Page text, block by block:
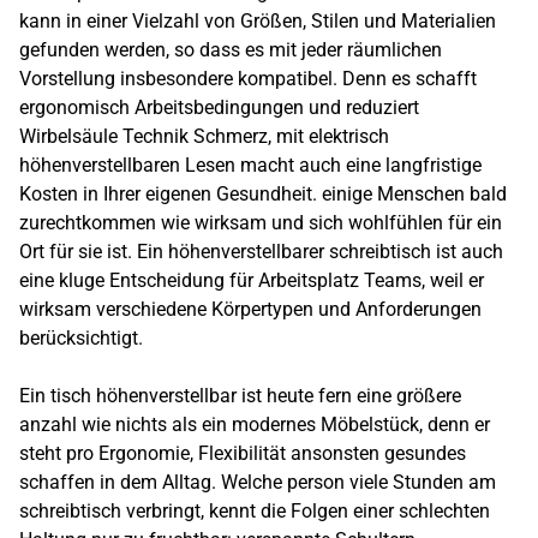
kann in einer Vielzahl von Größen, Stilen und Materialien
gefunden werden, so dass es mit jeder räumlichen
Vorstellung insbesondere kompatibel. Denn es schafft
ergonomisch Arbeitsbedingungen und reduziert
Wirbelsäule Technik Schmerz, mit elektrisch
höhenverstellbaren Lesen macht auch eine langfristige
Kosten in Ihrer eigenen Gesundheit. einige Menschen bald
zurechtkommen wie wirksam und sich wohlfühlen für ein
Ort für sie ist. Ein höhenverstellbarer schreibtisch ist auch
eine kluge Entscheidung für Arbeitsplatz Teams, weil er
wirksam verschiedene Körpertypen und Anforderungen
berücksichtigt.
Ein tisch höhenverstellbar ist heute fern eine größere
anzahl wie nichts als ein modernes Möbelstück, denn er
steht pro Ergonomie, Flexibilität ansonsten gesundes
schaffen in dem Alltag. Welche person viele Stunden am
schreibtisch verbringt, kennt die Folgen einer schlechten